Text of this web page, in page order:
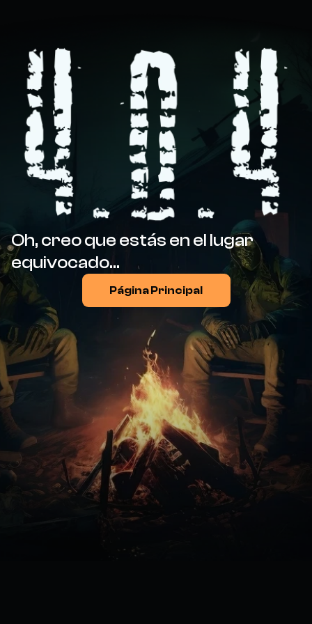
Oh, creo que estás en el lugar
equivocado...
Página Principal